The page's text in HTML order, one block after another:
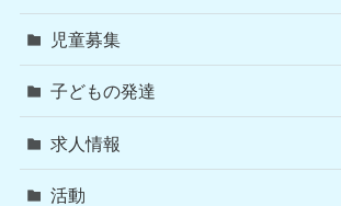
児童募集
子どもの発達
求人情報
活動